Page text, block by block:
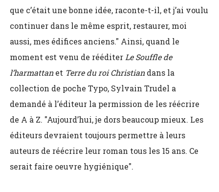
que c’était une bonne idée, raconte-t-il, et j’ai voulu
continuer dans le même esprit, restaurer, moi
aussi, mes édifices anciens." Ainsi, quand le
moment est venu de rééditer Le Souffle de
l’harmattanet Terre du roi Christiandans la
collection de poche Typo, Sylvain Trudel a
demandé à l’éditeur la permission de les réécrire
de A à Z. "Aujourd’hui, je dors beaucoup mieux. Les
éditeurs devraient toujours permettre à leurs
auteurs de réécrire leur roman tous les 15 ans. Ce
serait faire oeuvre hygiénique".